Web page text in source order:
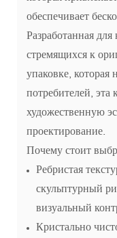
обеспечивает
Разработанная для
стремящихся к
упаковке, которая
потребителей, эта
художественную
проектирование.
Почему стоит
Ребристая
скульптурный
визуальный
Кристально